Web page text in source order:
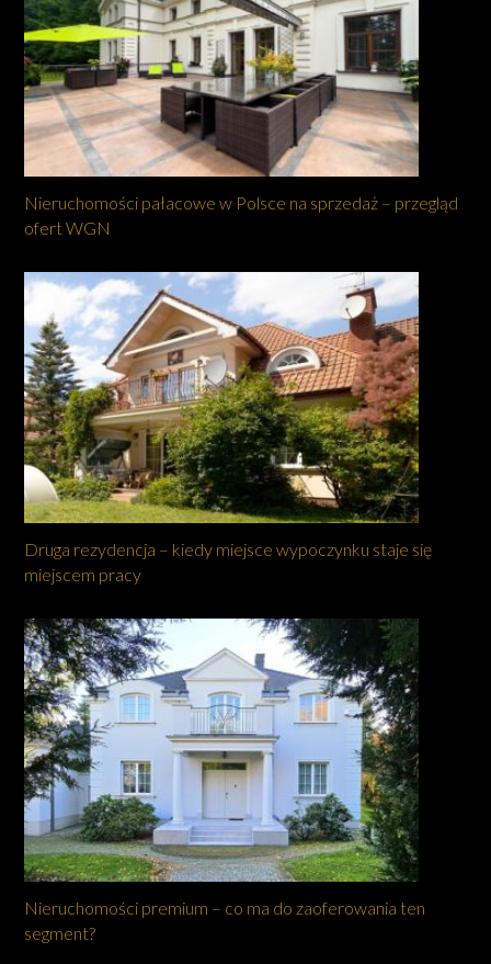
Nieruchomości pałacowe w Polsce na sprzedaż – przegląd
ofert WGN
Druga rezydencja – kiedy miejsce wypoczynku staje się
miejscem pracy
Nieruchomości premium – co ma do zaoferowania ten
segment?